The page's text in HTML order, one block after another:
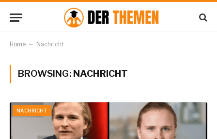
Home – Nachricht
BROWSING: NACHRICHT
NACHRICHT